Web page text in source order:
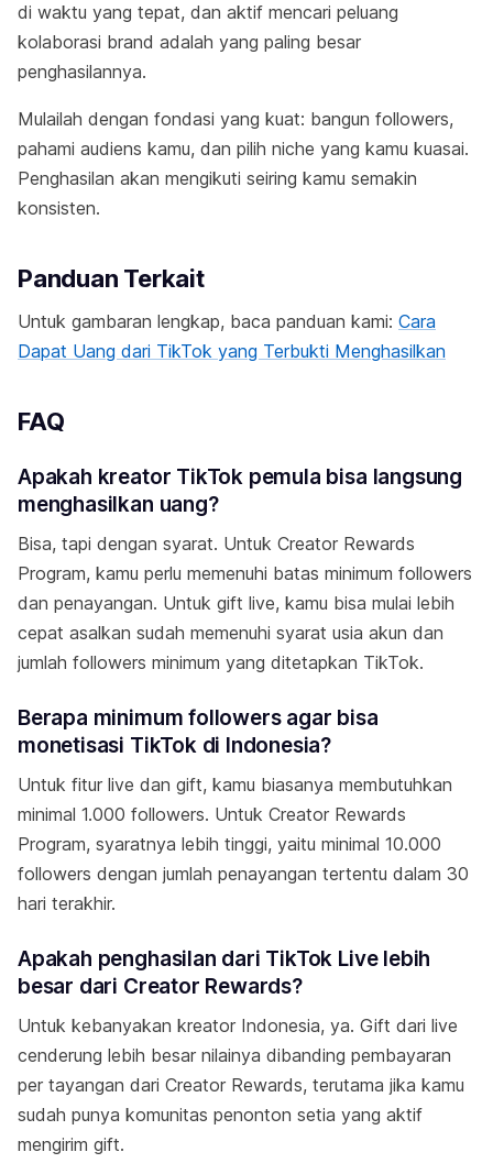
di waktu yang tepat, dan aktif mencari peluang
kolaborasi brand adalah yang paling besar
penghasilannya.
Mulailah dengan fondasi yang kuat: bangun followers,
pahami audiens kamu, dan pilih niche yang kamu kuasai.
Penghasilan akan mengikuti seiring kamu semakin
konsisten.
Panduan Terkait
Untuk gambaran lengkap, baca panduan kami: Cara
Dapat Uang dari TikTok yang Terbukti Menghasilkan
FAQ
Apakah kreator TikTok pemula bisa langsung
menghasilkan uang?
Bisa, tapi dengan syarat. Untuk Creator Rewards
Program, kamu perlu memenuhi batas minimum followers
dan penayangan. Untuk gift live, kamu bisa mulai lebih
cepat asalkan sudah memenuhi syarat usia akun dan
jumlah followers minimum yang ditetapkan TikTok.
Berapa minimum followers agar bisa
monetisasi TikTok di Indonesia?
Untuk fitur live dan gift, kamu biasanya membutuhkan
minimal 1.000 followers. Untuk Creator Rewards
Program, syaratnya lebih tinggi, yaitu minimal 10.000
followers dengan jumlah penayangan tertentu dalam 30
hari terakhir.
Apakah penghasilan dari TikTok Live lebih
besar dari Creator Rewards?
Untuk kebanyakan kreator Indonesia, ya. Gift dari live
cenderung lebih besar nilainya dibanding pembayaran
per tayangan dari Creator Rewards, terutama jika kamu
sudah punya komunitas penonton setia yang aktif
mengirim gift.